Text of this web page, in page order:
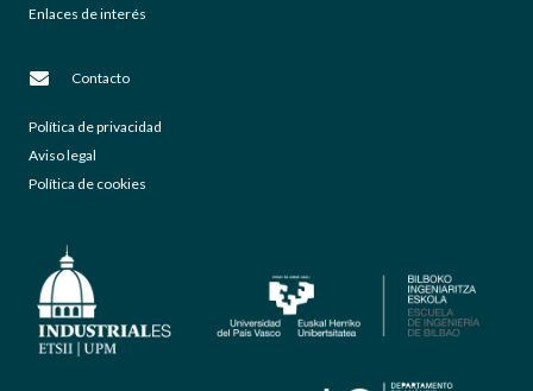
Enlaces de interés
Contacto
Política de privacidad
Aviso legal
Política de cookies